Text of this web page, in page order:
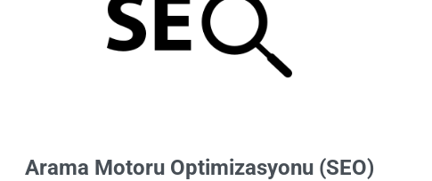
Arama Motoru Optimizasyonu (SEO)